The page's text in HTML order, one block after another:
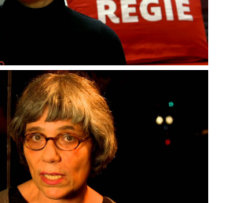
Arno Ortmaier, Produzent